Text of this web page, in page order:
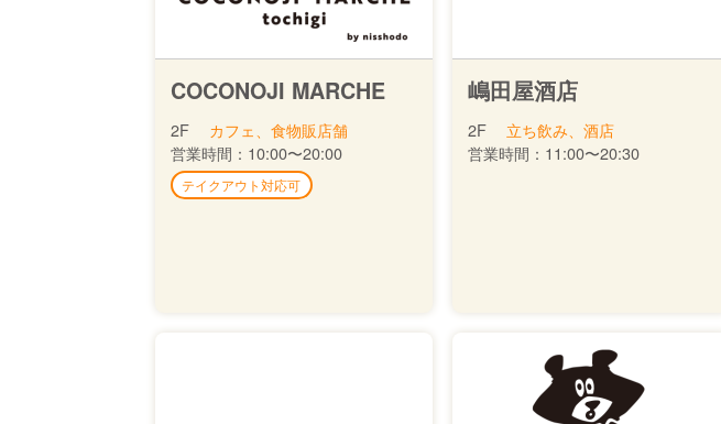
COCONOJI MARCHE
2F
カフェ、食物販店舗
営業時間： 10:00〜20:00
テイクアウト対応可
嶋田屋酒店
2F
立ち飲み、酒店
営業時間： 11:00〜20:30